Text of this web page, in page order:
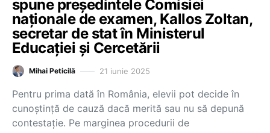
spune președintele Comisiei
naționale de examen, Kallos Zoltan,
secretar de stat în Ministerul
Educației și Cercetării
Mihai Peticilă 21 iunie 2025
Pentru prima dată în România, elevii pot decide în
cunoștință de cauză dacă merită sau nu să depună
contestație. Pe marginea procedurii de